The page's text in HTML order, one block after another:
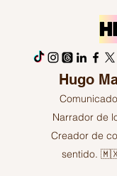
Hugo
Narrador de
Creador de
sentido.